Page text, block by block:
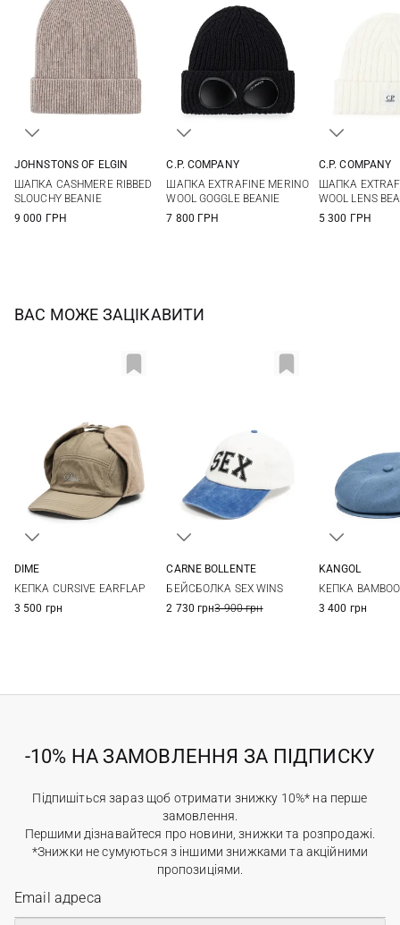
JOHNSTONS OF ELGIN
ШАПКА CASHMERE RIBBED
SLOUCHY BEANIE
9 000 ГРН
C.P. COMPANY
ШАПКА EXTRAFINE MERINO
WOOL GOGGLE BEANIE
7 800 ГРН
C.P. COMPANY
ШАПКА
WOOL LENS
5 300 ГРН
ВАС МОЖЕ ЗАЦІКАВИТИ
DIME
КЕПКА CURSIVE EARFLAP
3 500 грн
CARNE BOLLENTE
БЕЙСБОЛКА SEX WINS
2 730 грн3 900 грн
KANGOL
КЕПКА
3 400 грн
-10% НА ЗАМОВЛЕННЯ ЗА ПІДПИСКУ
Підпишіться зараз щоб отримати знижку 10%* на перше
замовлення.
Першими дізнавайтеся про новини, знижки та розпродажі.
*Знижки не сумуються з іншими знижками та акційними
пропозиціями.